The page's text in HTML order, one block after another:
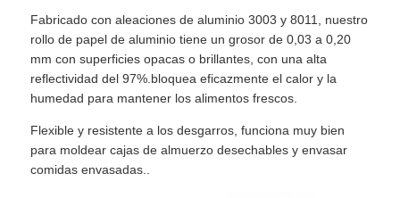
Fabricado con aleaciones de aluminio 3003 y 8011, nuestro
rollo de papel de aluminio tiene un grosor de 0,03 a 0,20
mm con superficies opacas o brillantes, con una alta
reflectividad del 97%.bloquea eficazmente el calor y la
humedad para mantener los alimentos frescos.
Flexible y resistente a los desgarros, funciona muy bien
para moldear cajas de almuerzo desechables y envasar
comidas envasadas..